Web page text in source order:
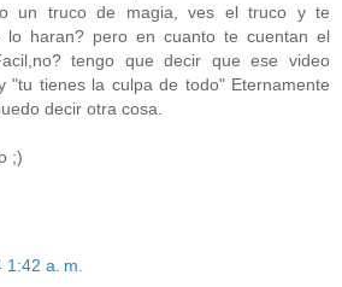
un truco de magia, ves el truco y te
lo haran? pero en cuanto te cuentan el
tengo que decir que ese video
"tu tienes la culpa de todo" Eternamente
decir otra cosa.
;)
1:42 a. m.